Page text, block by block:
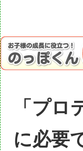
「プ
に必要